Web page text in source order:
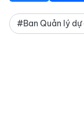
#Ban Quản lý